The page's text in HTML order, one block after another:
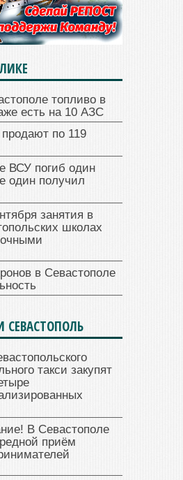
топливо в
есть на 10 АЗС
по 119
ВСУ погиб один
один получил
занятия в
школах
в Севастополе
такси закупят
В Севастополе
приём